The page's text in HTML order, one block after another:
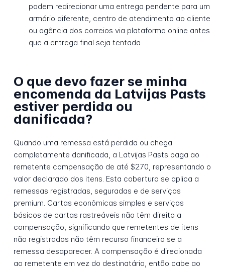
podem redirecionar uma entrega pendente para um
armário diferente, centro de atendimento ao cliente
ou agência dos correios via plataforma online antes
que a entrega final seja tentada
O que devo fazer se minha
encomenda da Latvijas Pasts
estiver perdida ou
danificada?
Quando uma remessa está perdida ou chega
completamente danificada, a Latvijas Pasts paga ao
remetente compensação de até $270, representando o
valor declarado dos itens. Esta cobertura se aplica a
remessas registradas, seguradas e de serviços
premium. Cartas econômicas simples e serviços
básicos de cartas rastreáveis não têm direito a
compensação, significando que remetentes de itens
não registrados não têm recurso financeiro se a
remessa desaparecer. A compensação é direcionada
ao remetente em vez do destinatário, então cabe ao